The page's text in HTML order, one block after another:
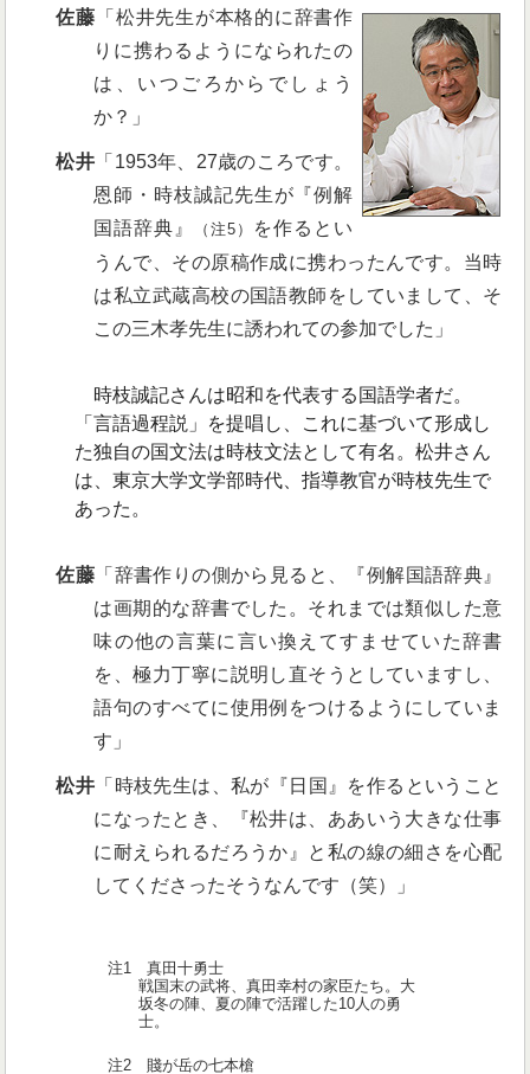
佐藤 「松井先生が本格的に辞書作
りに携わるようになられたの
は、いつごろからでしょう
か？」
松井 「1953年、27歳のころです。
恩師・時枝誠記先生が『例解
国語辞典』
（注5）
を作るとい
うんで、その原稿作成に携わったんです。当時
は私立武蔵高校の国語教師をしていまして、そ
この三木孝先生に誘われての参加でした」
時枝誠記さんは昭和を代表する国語学者だ。
「言語過程説」を提唱し、これに基づいて形成し
た独自の国文法は時枝文法として有名。松井さん
は、東京大学文学部時代、指導教官が時枝先生で
あった。
佐藤 「辞書作りの側から見ると、『例解国語辞典』
は画期的な辞書でした。それまでは類似した意
味の他の言葉に言い換えてすませていた辞書
を、極力丁寧に説明し直そうとしていますし、
語句のすべてに使用例をつけるようにしていま
す」
松井 「時枝先生は、私が『日国』を作るということ
になったとき、『松井は、ああいう大きな仕事
に耐えられるだろうか』と私の線の細さを心配
してくださったそうなんです（笑）」
注1 真田十勇士
戦国末の武将、真田幸村の家臣たち。大
坂冬の陣、夏の陣で活躍した10人の勇
士。
注2 賤が岳の七本槍